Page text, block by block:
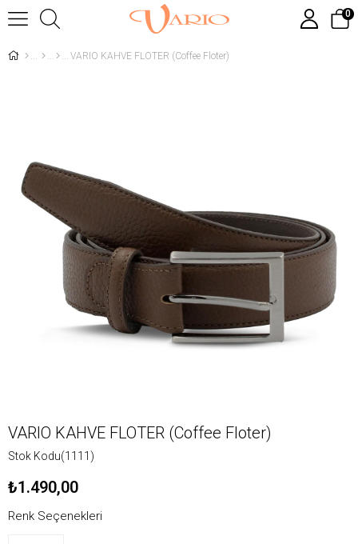
0
VARIO KAHVE FLOTER (Coffee Floter)
VARIO KAHVE FLOTER (Coffee Floter)
Stok Kodu(1111)
₺1.490,00
Renk Seçenekleri